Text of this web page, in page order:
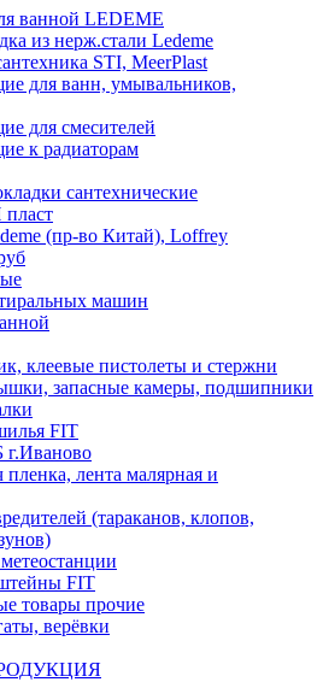
ванной LEDEME
из нерж.стали Ledeme
STI, MeerPlast
для ванн, умывальников,
для смесителей
к радиаторам
сантехнические
(пр-во Китай), Loffrey
машин
клеевые пистолеты и стержни
запасные камеры, подшипники
FIT
г.Иваново
пленка, лента малярная и
(тараканов, клопов,
FIT
товары прочие
верёвки